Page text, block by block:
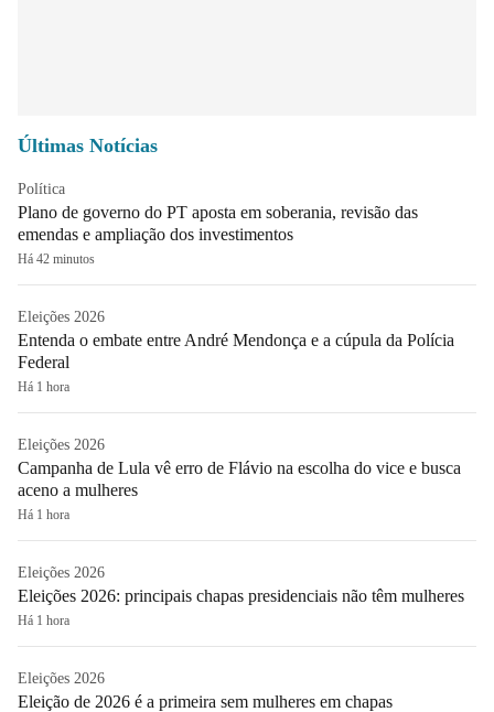
Últimas Notícias
Política
Plano de governo do PT aposta em soberania, revisão das
emendas e ampliação dos investimentos
Há 42 minutos
Eleições 2026
Entenda o embate entre André Mendonça e a cúpula da Polícia
Federal
Há 1 hora
Eleições 2026
Campanha de Lula vê erro de Flávio na escolha do vice e busca
aceno a mulheres
Há 1 hora
Eleições 2026
Eleições 2026: principais chapas presidenciais não têm mulheres
Há 1 hora
Eleições 2026
Eleição de 2026 é a primeira sem mulheres em chapas